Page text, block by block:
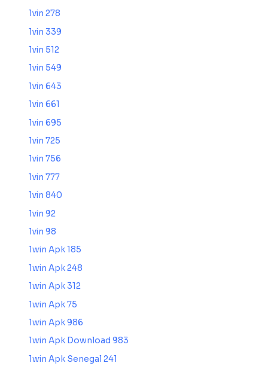
1vin 278
1vin 339
1vin 512
1vin 549
1vin 643
1vin 661
1vin 695
1vin 725
1vin 756
1vin 777
1vin 840
1vin 92
1vin 98
1win Apk 185
1win Apk 248
1win Apk 312
1win Apk 75
1win Apk 986
1win Apk Download 983
1win Apk Senegal 241